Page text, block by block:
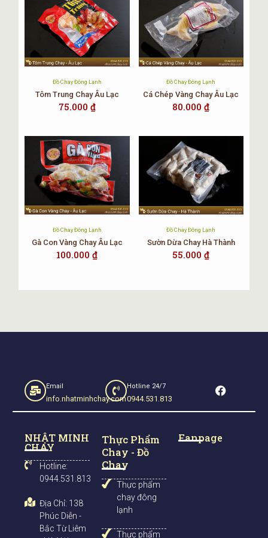
Đồ Chay Đông Lạnh
Tôm Trung Chay Âu Lạc
75.000 ₫
Đồ Chay Đông Lạnh
Cá Chép Vàng Chay Âu Lạc
80.000₫
Đồ Chay Đông Lạnh
Gà Con Vàng Chay Âu Lạc
100.000₫
Đồ Chay Đông Lạnh
Sườn Dừa Chay Hà Thành
55.000₫
Email
info.nhatminhchay.com
Hotline 24/7
0944.531.813
F
a
o
NHẬT MINH
CHAY
Hotline:
0944.531.813
Địa Chỉ: 138
Phúc Diễn -
Bắc Từ Liêm
Thực Phẩm
Chay - Đồ
Chay
Thực phẩm
chay đông
lạnh
Thực phẩm
Fanpage